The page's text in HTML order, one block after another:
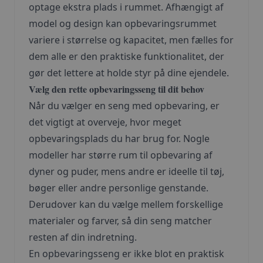
optage ekstra plads i rummet. Afhængigt af
model og design kan opbevaringsrummet
variere i størrelse og kapacitet, men fælles for
dem alle er den praktiske funktionalitet, der
gør det lettere at holde styr på dine ejendele.
Vælg den rette opbevaringsseng til dit behov
Når du vælger en seng med opbevaring, er
det vigtigt at overveje, hvor meget
opbevaringsplads du har brug for. Nogle
modeller har større rum til opbevaring af
dyner og puder, mens andre er ideelle til tøj,
bøger eller andre personlige genstande.
Derudover kan du vælge mellem forskellige
materialer og farver, så din seng matcher
resten af din indretning.
En opbevaringsseng er ikke blot en praktisk